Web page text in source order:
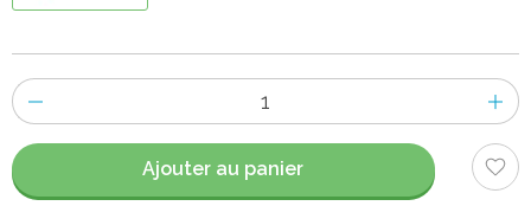
Nombre
d'items
Ajouter au panier